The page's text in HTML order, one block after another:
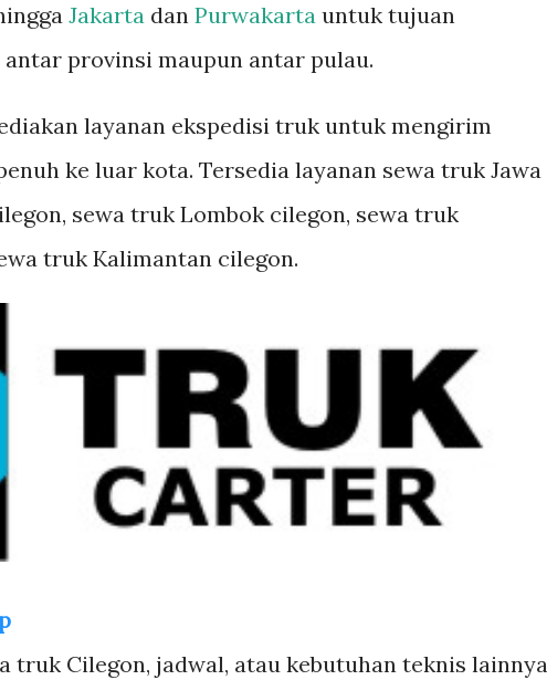
Jakarta dan Purwakarta untuk tujuan
provinsi maupun antar pulau.
layanan ekspedisi truk untuk mengirim
ke luar kota. Tersedia layanan sewa truk Jawa
sewa truk Lombok cilegon, sewa truk
truk Kalimantan cilegon.
truk Cilegon, jadwal, atau kebutuhan teknis